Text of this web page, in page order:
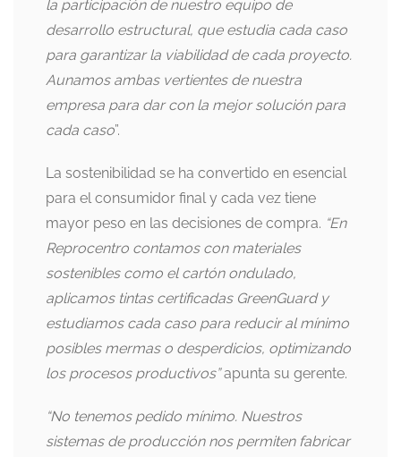
la participación de nuestro equipo de
desarrollo estructural, que estudia cada caso
para garantizar la viabilidad de cada proyecto.
Aunamos ambas vertientes de nuestra
empresa para dar con la mejor solución para
cada caso”.
La sostenibilidad se ha convertido en esencial
para el consumidor final y cada vez tiene
mayor peso en las decisiones de compra. “En
Reprocentro contamos con materiales
sostenibles como el cartón ondulado,
aplicamos tintas certificadas GreenGuard y
estudiamos cada caso para reducir al mínimo
posibles mermas o desperdicios, optimizando
los procesos productivos”apunta su gerente.
“No tenemos pedido mínimo. Nuestros
sistemas de producción nos permiten fabricar